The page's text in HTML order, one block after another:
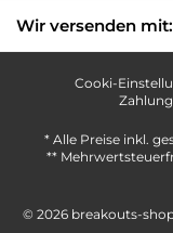
Wir versenden mit:
Cooki-
* Alle Preise inkl.
**
© 2026 breakouts-